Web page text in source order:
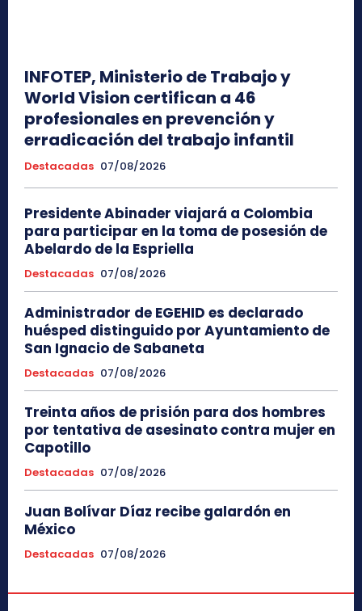
INFOTEP, Ministerio de Trabajo y
World Vision certifican a 46
profesionales en prevención y
erradicación del trabajo infantil
Destacadas 07/08/2026
Presidente Abinader viajará a Colombia
para participar en la toma de posesión de
Abelardo de la Espriella
Destacadas 07/08/2026
Administrador de EGEHID es declarado
huésped distinguido por Ayuntamiento de
San Ignacio de Sabaneta
Destacadas 07/08/2026
Treinta años de prisión para dos hombres
por tentativa de asesinato contra mujer en
Capotillo
Destacadas 07/08/2026
Juan Bolívar Díaz recibe galardón en
México
Destacadas 07/08/2026